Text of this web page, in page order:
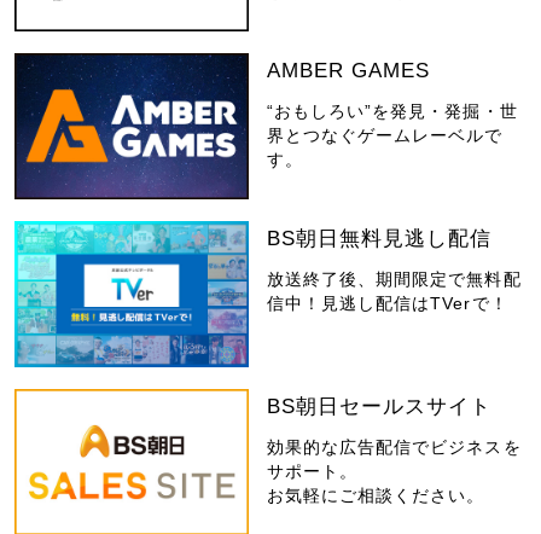
AMBER GAMES
“おもしろい”を発見・発掘・世
界とつなぐゲームレーベルで
す。
BS朝日無料見逃し配信
放送終了後、期間限定で無料配
信中！見逃し配信はTVerで！
BS朝日セールスサイト
効果的な広告配信でビジネスを
サポート。
お気軽にご相談ください。